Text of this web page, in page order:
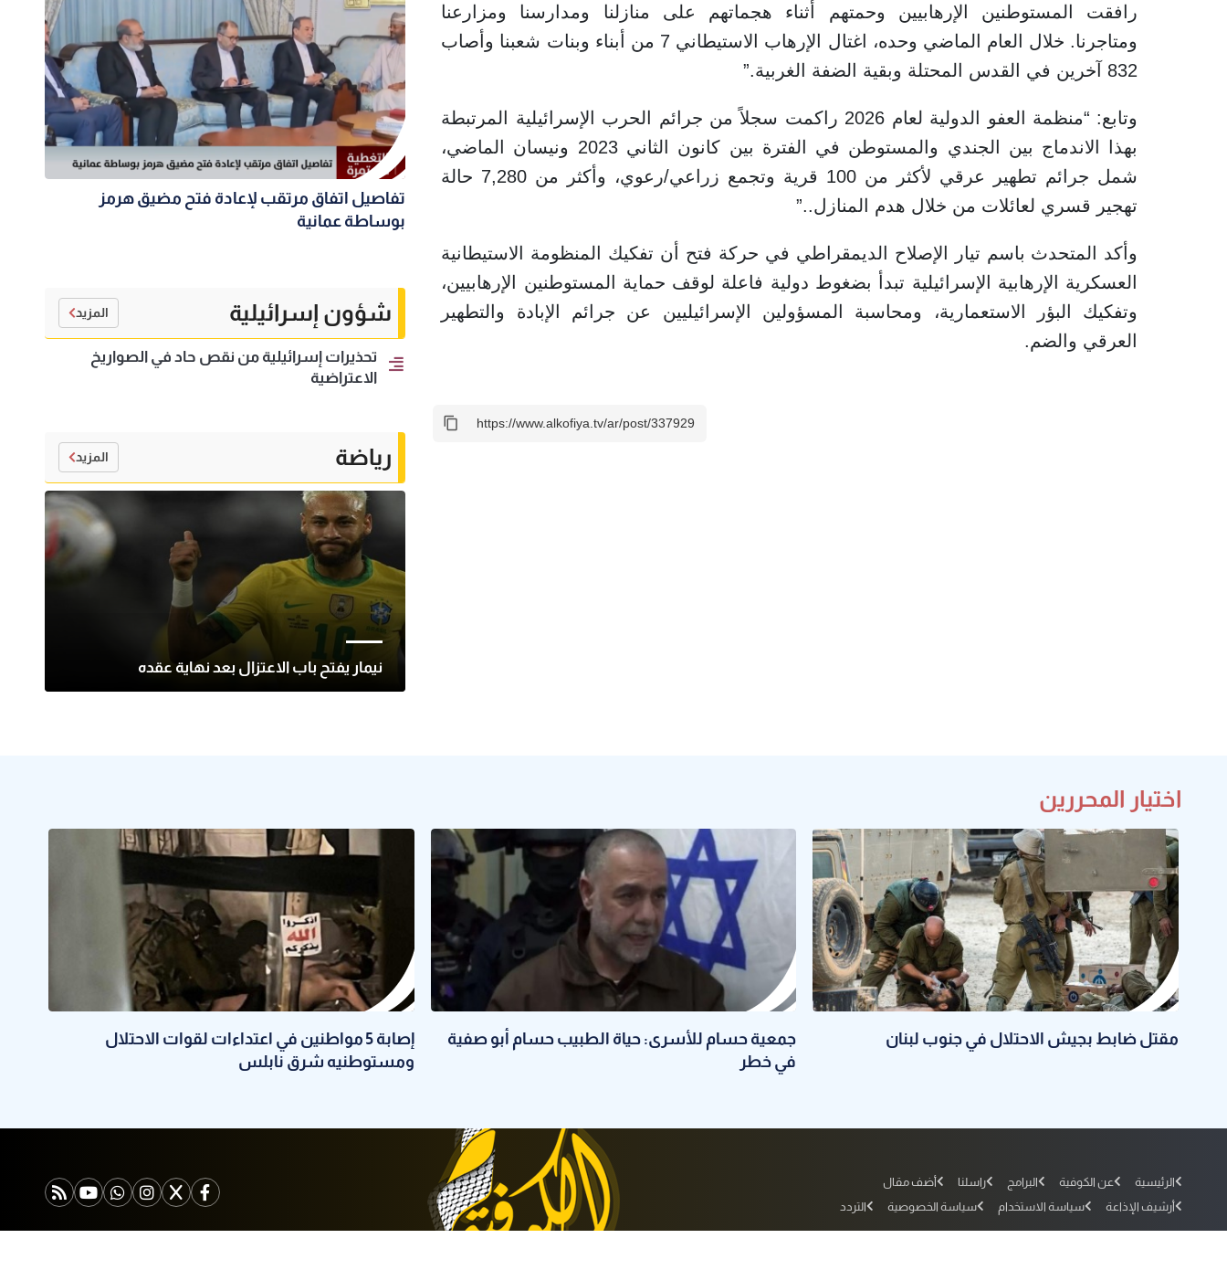
رافقت المستوطنين الإرهابيين وحمتهم أثناء هجماتهم على منازلنا ومدارسنا ومزارعنا
ومتاجرنا. خلال العام الماضي وحده، اغتال الإرهاب الاستيطاني 7 من أبناء وبنات شعبنا وأصاب
832 آخرين في القدس المحتلة وبقية الضفة الغربية.”
وتابع: “منظمة العفو الدولية لعام 2026 راكمت سجلاً من جرائم الحرب الإسرائيلية المرتبطة
بهذا الاندماج بين الجندي والمستوطن في الفترة بين كانون الثاني 2023 ونيسان الماضي،
شمل جرائم تطهير عرقي لأكثر من 100 قرية وتجمع زراعي/رعوي، وأكثر من 7,280 حالة
تهجير قسري لعائلات من خلال هدم المنازل..”
وأكد المتحدث باسم تيار الإصلاح الديمقراطي في حركة فتح أن تفكيك المنظومة الاستيطانية
العسكرية الإرهابية الإسرائيلية تبدأ بضغوط دولية فاعلة لوقف حماية المستوطنين الإرهابيين،
وتفكيك البؤر الاستعمارية، ومحاسبة المسؤولين الإسرائيليين عن جرائم الإبادة والتطهير
العرقي والضم.
تفاصيل اتفاق مرتقب لإعادة فتح مضيق هرمز
بوساطة عمانية
شؤون إسرائيلية المزيد
تحذيرات إسرائيلية من نقص حاد في الصواريخ
الاعتراضية
رياضة المزيد
نيمار يفتح باب الاعتزال بعد نهاية عقده
اختيار المحررين
مقتل ضابط بجيش الاحتلال في جنوب لبنان
جمعية حسام للأسرى: حياة الطبيب حسام أبو صفية
في خطر
إصابة 5 مواطنين في اعتداءات لقوات الاحتلال
ومستوطنيه شرق نابلس
الرئيسية عن الكوفية البرامج راسلنا
أضف مقال
أرشيف الإذاعة
سياسة الاستخدام سياسة الخصوصية التردد